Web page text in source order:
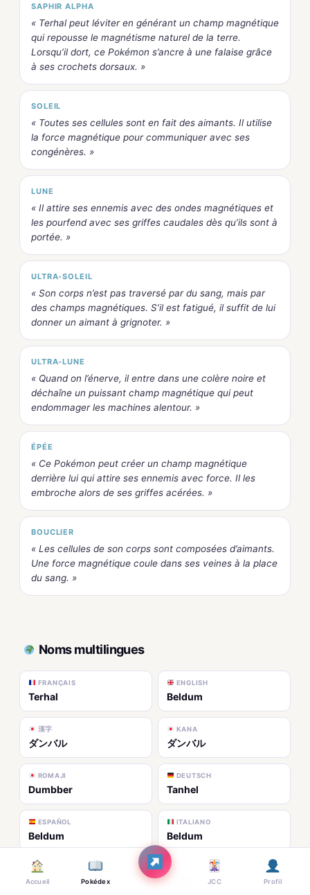
SAPHIR ALPHA
« Terhal peut léviter en générant un champ magnétique
qui repousse le magnétisme naturel de la terre.
Lorsqu’il dort, ce Pokémon s’ancre à une falaise grâce
à ses crochets dorsaux. »
SOLEIL
« Toutes ses cellules sont en fait des aimants. Il utilise
la force magnétique pour communiquer avec ses
congénères. »
LUNE
« Il attire ses ennemis avec des ondes magnétiques et
les pourfend avec ses griffes caudales dès qu’ils sont à
portée. »
ULTRA-SOLEIL
« Son corps n’est pas traversé par du sang, mais par
des champs magnétiques. S’il est fatigué, il suffit de lui
donner un aimant à grignoter. »
ULTRA-LUNE
« Quand on l’énerve, il entre dans une colère noire et
déchaîne un puissant champ magnétique qui peut
endommager les machines alentour. »
ÉPÉE
« Ce Pokémon peut créer un champ magnétique
derrière lui qui attire ses ennemis avec force. Il les
embroche alors de ses griffes acérées. »
BOUCLIER
« Les cellules de son corps sont composées d’aimants.
Une force magnétique coule dans ses veines à la place
du sang. »
Noms multilingues
FRANÇAIS
Terhal
ENGLISH
Beldum
漢字
ダンバル
KANA
ダンバル
ROMAJI
Dumbber
DEUTSCH
Tanhel
ESPAÑOL
Beldum
ITALIANO
Beldum
한국어
메탕
ZH-HANS
Accueil Pokédex JCC Profil